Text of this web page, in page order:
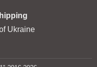
Ukraine